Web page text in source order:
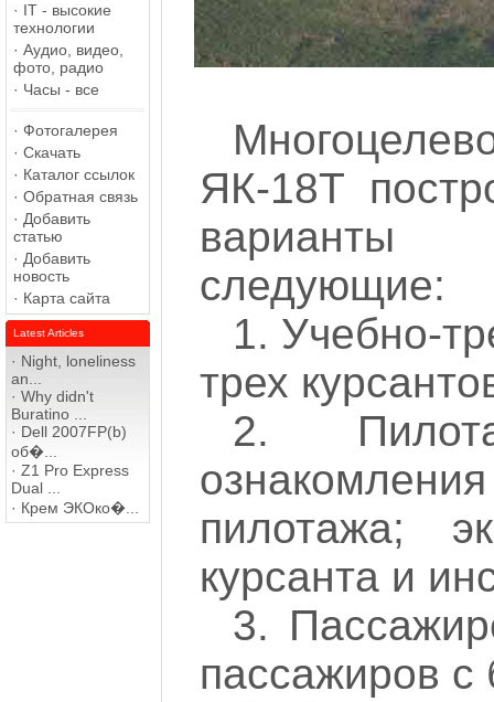
· IT - высокие
технологии
· Аудио, видео,
фото, радио
· Часы - все
· Фотогалерея
· Скачать
· Каталог ссылок
· Обратная связь
· Добавить
статью
· Добавить
новость
· Карта сайта
Latest Articles
· Night, loneliness
an...
· Why didn't
Buratino ...
· Dell 2007FP(b)
об�...
· Z1 Pro Express
Dual ...
· Крем ЭКОко�...
ЯК-18Т
варианты
следующие:
1. Учебно-
трех
2.
пилотажа;
курсанта и
3.
пассажиров с